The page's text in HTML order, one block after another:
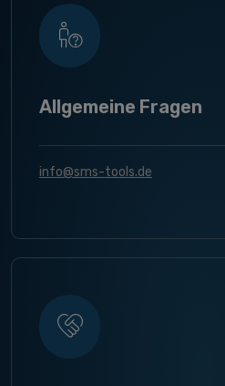
Allgemeine Fragen
info@sms-tools.de